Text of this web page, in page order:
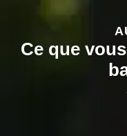
Ce que